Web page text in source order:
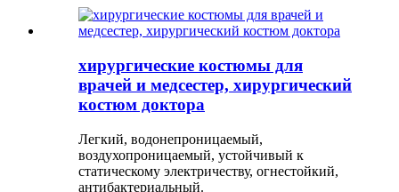
хирургические костюмы для
врачей и медсестер, хирургический
костюм доктора
Легкий, водонепроницаемый,
воздухопроницаемый, устойчивый к
статическому электричеству, огнестойкий,
антибактериальный.